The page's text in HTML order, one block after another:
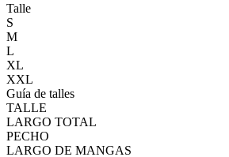
Talle
S
M
L
XL
XXL
Guía de talles
TALLE
LARGO TOTAL
PECHO
LARGO DE MANGAS